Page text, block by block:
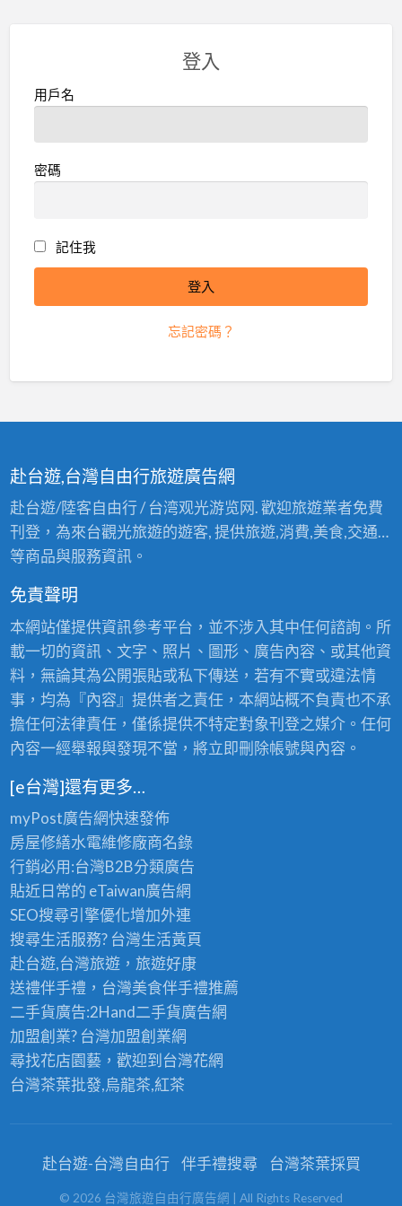
登入
用戶名
密碼
記住我
忘記密碼？
赴台遊,台灣自由行旅遊廣告網
赴台遊/陸客自由行 / 台湾观光游览网. 歡迎旅遊業者免費
刊登，為來台觀光旅遊的遊客, 提供旅遊,消費,美食,交通…
等商品與服務資訊。
免責聲明
本網站僅提供資訊參考平台，並不涉入其中任何諮詢。所
載一切的資訊、文字、照片、圖形、廣告內容、或其他資
料，無論其為公開張貼或私下傳送，若有不實或違法情
事，均為『內容』提供者之責任，本網站概不負責也不承
擔任何法律責任，僅係提供不特定對象刊登之媒介。任何
內容一經舉報與發現不當，將立即刪除帳號與內容。
[e台灣]還有更多…
myPost廣告網快速發佈
房屋修繕水電維修廠商名錄
行銷必用:台灣B2B分類廣告
貼近日常的 eTaiwan廣告網
SEO搜尋引擎優化增加外連
搜尋生活服務? 台灣生活黃頁
赴台遊,台灣旅遊，旅遊好康
送禮伴手禮，台灣美食伴手禮推薦
二手貨廣告:2Hand二手貨廣告網
加盟創業? 台灣加盟創業網
尋找花店園藝，歡迎到 台灣花網
台灣茶葉批發,烏龍茶,紅茶
赴台遊-台灣自由行 伴手禮搜尋 台灣茶葉採買
© 2026 台灣旅遊自由行廣告網 | All Rights Reserved